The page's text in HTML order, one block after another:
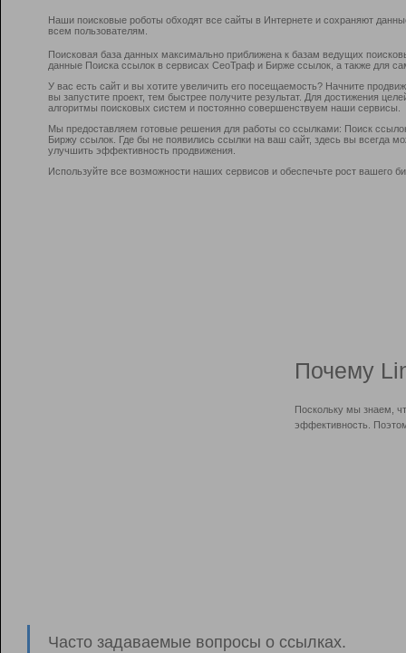
Наши поисковые роботы обходят все сайты в Интернете и сохраняют
всем пользователям.
Поисковая база данных максимально приближена к базам ведущих
данные Поиска ссылок в сервисах СеоТраф и Бирже ссылок, а также для
У вас есть сайт и вы хотите увеличить его посещаемость? Начните
вы запустите проект, тем быстрее получите результат. Для достижения
алгоритмы поисковых систем и постоянно совершенствуем наши сервисы.
Мы предоставляем готовые решения для работы со ссылками: Поиск
Биржу ссылок. Где бы не появились ссылки на ваш сайт, здесь вы всегда
улучшить эффективность продвижения.
Используйте все возможности наших сервисов и обеспечьте рост вашего
Почему
Поскольку мы знаем,
эффективность.
Часто задаваемые вопросы о ссылках.